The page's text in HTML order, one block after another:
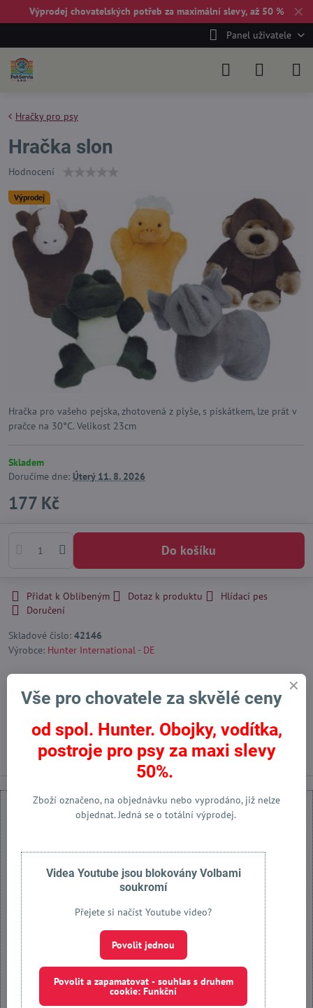
✕
Výprodej chovatelských potřeb za maximální slevy, až 50 %
Panel uživatele
Výprodej
Hračky pro psy
Hračka slon
Hodnocení
Hračka pro vašeho pejska, zhotovená z plyše, s pískátkem, lze prát v
pračce na 30°C. Velikost 23cm
Skladem
Doručíme dne: Úterý11. 8. 2026
177 Kč
Do košíku
Přidat k Oblíbeným Dotaz k produktu
Hlídací pes
Doručení
Skladové číslo: 42146
Výrobce: Hunter International - DE
FacebookTwitterBlueskyPinterestReddit LinkedInWhatsApp
E-
mail
Předchozí produkt Následující produkt
Externí obsah je blokován Volbami soukromí
Přejete si načíst externí obsah?
Povolit a zapamatovat - souhlas s druhem cookie: Funkční
Otevřít obsah v novém okně
Vše pro chovatele za skvělé ceny
od spol. Hunter. Obojky, vodítka,
postroje pro psy za maxi slevy
50%.
Zboží označeno, na objednávku nebo vyprodáno, již nelze
objednat. Jedná se o totální výprodej.
Videa Youtube jsou blokovány Volbami
soukromí
Přejete si načíst Youtube video?
Povolit jednou
Povolit a zapamatovat - souhlas s druhem
cookie: Funkční